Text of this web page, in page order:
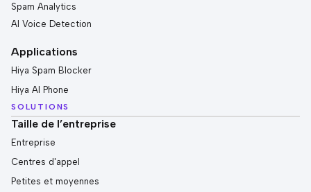
Spam Analytics
AI Voice Detection
Applications
Hiya Spam Blocker
Hiya AI Phone
SOLUTIONS
Taille de l’entreprise
Entreprise
Centres d'appel
Petites et moyennes